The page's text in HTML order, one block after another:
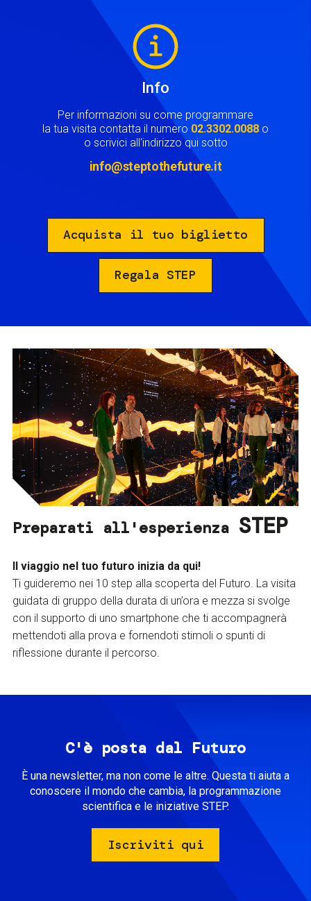
Info
Per informazioni su come programmare
la tua visita contatta il numero 02.3302.0088 o
o scrivici all'indirizzo qui sotto
info@steptothefuture.it
Acquista il tuo biglietto
Regala STEP
Preparati all'esperienza STEP
Il viaggio nel tuo futuro inizia da qui!
Ti guideremo nei 10 step alla scoperta del Futuro. La visita
guidata di gruppo della durata di un’ora e mezza si svolge
con il supporto di uno smartphone che ti accompagnerà
mettendoti alla prova e fornendoti stimoli o spunti di
riflessione durante il percorso.
C'è posta dal Futuro
È una newsletter, ma non come le altre. Questa ti aiuta a
conoscere il mondo che cambia, la programmazione
scientifica e le iniziative STEP.
Iscriviti qui